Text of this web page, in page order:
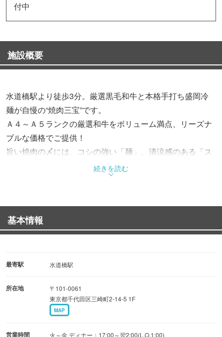
付中
施設概要
水道橋駅より徒歩3分。厳選黒毛和牛と本格手打ち盛岡冷
麺が自慢の“焼肉三宝”です。
Ａ４～Ａ５ランクの厳選和牛をボリューム満点、リーズナ
ブルな価格でご提供！
旨い焼肉の〆には、コシの強い「麺」、清涼感のある「ス
ープ」、辛さを演出する「専用キムチ」この三位一体の
3,900円・4,900円・5,900円のコースをご用意しておりま
す。プラス1,500円で飲放付も。（２０名～３０名様まで貸
切宴会もできます）
続きを読む
基本情報
最寄駅 水道橋駅
所在地
〒101-0061
東京都千代田区三崎町2-14-5 1F
MAP
営業時間
火～金 ディナー：17:00～翌2:00(L.O.1:00)